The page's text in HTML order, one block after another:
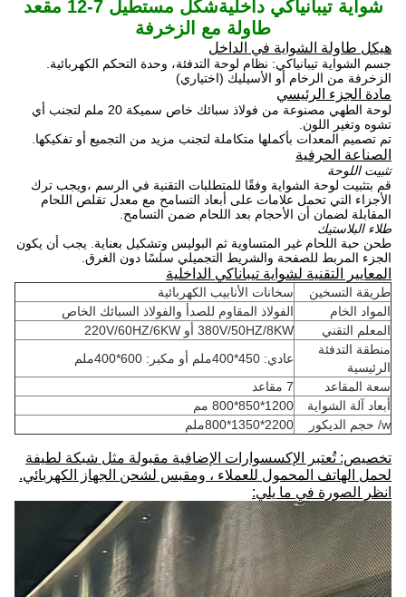
شواية تيبانياكي داخلية
شكل مستطيل 7-12 مقعد
طاولة مع الزخرفة
هيكل طاولة الشواية في الداخل
جسم الشواية تيبانياكي: نظام لوحة التدفئة، وحدة التحكم الكهربائية.
الزخرفة من الرخام أو الأسيليك (اختياري)
مادة الجزء الرئيسي
لوحة الطهي مصنوعة من فولاذ سبائك خاص سميكة 20 ملم لتجنب أي
تشوه وتغير اللون.
تم تصميم المعدات بأكملها متكاملة لتجنب مزيد من التجميع أو تفكيكها.
الصناعة الحرفية
تثبيت اللوحة
قم بتثبيت لوحة الشواية وفقًا للمتطلبات التقنية في الرسم ،ويجب ترك
الأجزاء التي تحمل علامات على أبعاد التسامح مع معدل تقلص اللحام
المقابلة لضمان أن الأحجام بعد اللحام ضمن التسامح.
طلاء البلاستيك
طحن حبة اللحام غير المتساوية ثم البوليس وتشكيل بعناية. يجب أن يكون
الجزء المربط للصفحة والشريط التجميلي سلسًا دون الغرق.
المعايير التقنية لشواية تيباناكي الداخلية
طريقة التسخين
سخانات الأنابيب الكهربائية
المواد الخام
الفولاذ المقاوم للصدأ والفولاذ السبائك الخاص
المعلم التقني
380V/50HZ/8KW أو 220V/60HZ/6KW
منطقة التدفئة
الرئيسية
عادي: 450*400ملم أو مكبر: 600*400ملم
سعة المقاعد
7 مقاعد
أبعاد آلة الشواية
1200*850*800 مم
w/ حجم الديكور
2200*1350*800ملم
تخصيص: تُعتبر الإكسسوارات الإضافية مقبولة مثل شبكة لطيفة
لحمل الهاتف المحمول للعملاء ، ومقبس لشحن الجهاز الكهربائي.
انظر الصورة في ما يلي: